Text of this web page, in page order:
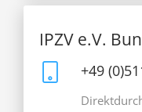
IPZV e.V.
+49